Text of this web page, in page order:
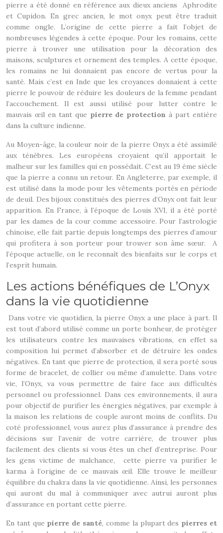
pierre a été donné en référence aux dieux anciens Aphrodite
et Cupidon. En grec ancien, le mot onyx peut être traduit
comme ongle. L’origine de cette pierre a fait l’objet de
nombreuses légendes à cette époque. Pour les romains, cette
pierre à trouver une utilisation pour la décoration des
maisons, sculptures et ornement des temples. A cette époque,
les romains ne lui donnaient pas encore de vertus pour la
santé. Mais c’est en Inde que les croyances donnaient à cette
pierre le pouvoir de réduire les douleurs de la femme pendant
l’accouchement. Il est aussi utilisé pour lutter contre le
mauvais œil en tant que pierre de protection à part entière
dans la culture indienne.
Au Moyen-âge, la couleur noir de la pierre Onyx a été assimilé
aux ténèbres. Les européens croyaient qu’il apportait le
malheur sur les familles qui en possédait. C’est au 19 ème siècle
que la pierre a connu un retour. En Angleterre, par exemple, il
est utilisé dans la mode pour les vêtements portés en période
de deuil. Des bijoux constitués des pierres d’Onyx ont fait leur
apparition. En France, à l’époque de Louis XVI, il a été porté
par les dames de la cour comme accessoire. Pour l’astrologie
chinoise, elle fait partie depuis longtemps des pierres d’amour
qui profitera à son porteur pour trouver son âme sœur. A
l’époque actuelle, on le reconnaît des bienfaits sur le corps et
l’esprit humain.
Les actions bénéfiques de L’Onyx
dans la vie quotidienne
Dans votre vie quotidien, la pierre Onyx a une place à part. Il
est tout d’abord utilisé comme un porte bonheur, de protéger
les utilisateurs contre les mauvaises vibrations, en effet sa
composition lui permet d’absorber et de détruire les ondes
négatives. En tant que pierre de protection, il sera porté sous
forme de bracelet, de collier ou même d’amulette. Dans votre
vie, l’Onyx, va vous permettre de faire face aux difficultés
personnel ou professionnel. Dans ces environnements, il aura
pour objectif de purifier les énergies négatives, par exemple à
la maison les relations de couple auront moins de conflits. Du
coté professionnel, vous aurez plus d’assurance à prendre des
décisions sur l’avenir de votre carrière, de trouver plus
facilement des clients si vous êtes un chef d’entreprise. Pour
les gens victime de malchance, cette pierre va purifier le
karma à l’origine de ce mauvais œil. Elle trouve le meilleur
équilibre du chakra dans la vie quotidienne. Ainsi, les personnes
qui auront du mal à communiquer avec autrui auront plus
d’assurance en portant cette pierre.
En tant que pierre de santé, comme la plupart des pierres et